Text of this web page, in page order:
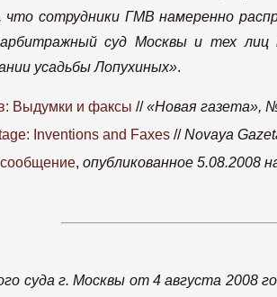
что сотрудники ГМВ намеренно
арбитражный суд Москвы и тех
усадьбы Лопухиных».
Выдумки и факсы //«Новая газета»,
Inventions and Faxes //Novaya
, опубликованное 5.08.2008
суда г. Москвы от 4 августа 2008